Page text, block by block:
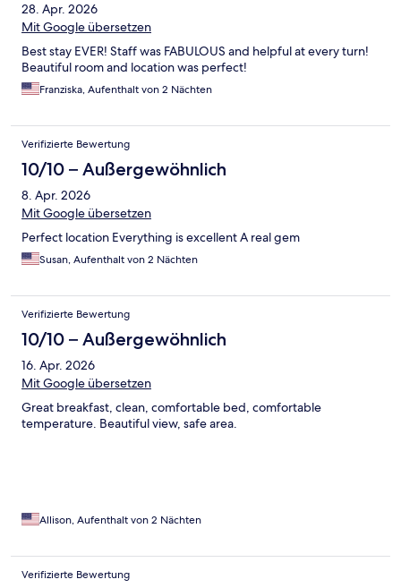
28. Apr. 2026
Mit Google übersetzen
Best stay EVER! Staff was FABULOUS and helpful at every turn!
Beautiful room and location was perfect!
Franziska, Aufenthalt von 2 Nächten
Verifizierte Bewertung
10/10 – Außergewöhnlich
8. Apr. 2026
Mit Google übersetzen
Perfect location Everything is excellent A real gem
Susan, Aufenthalt von 2 Nächten
Verifizierte Bewertung
10/10 – Außergewöhnlich
16. Apr. 2026
Mit Google übersetzen
Great breakfast, clean, comfortable bed, comfortable
temperature. Beautiful view, safe area.
Allison, Aufenthalt von 2 Nächten
Verifizierte Bewertung